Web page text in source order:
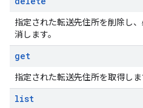
指定された転送先住所を削除し
消します。
get
指定された転送先住所を取得しま
list